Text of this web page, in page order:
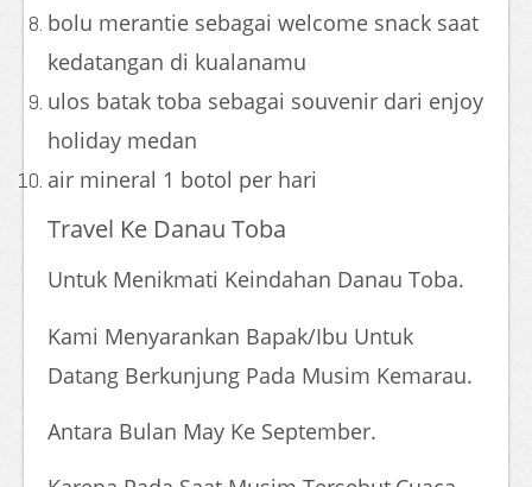
bolu merantie sebagai welcome snack saat
kedatangan di kualanamu
ulos batak toba sebagai souvenir dari enjoy
holiday medan
air mineral 1 botol per hari
Travel Ke Danau Toba
Untuk Menikmati Keindahan Danau Toba.
Kami Menyarankan Bapak/Ibu Untuk
Datang Berkunjung Pada Musim Kemarau.
Antara Bulan May Ke September.